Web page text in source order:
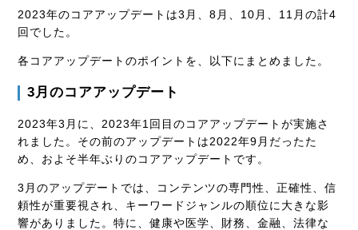
2023年のコアアップデートは3月、8月、10月、11月の計4
回でした。
各コアアップデートのポイントを、以下にまとめました。
3月のコアアップデート
2023年3月に、2023年1回目のコアアップデートが実施さ
れました。その前のアップデートは2022年9月だったた
め、およそ半年ぶりのコアアップデートです。
3月のアップデートでは、コンテンツの専門性、正確性、信
頼性が重要視され、キーワードジャンルの順位に大きな影
響がありました。特に、健康や医学、財務、金融、法律な